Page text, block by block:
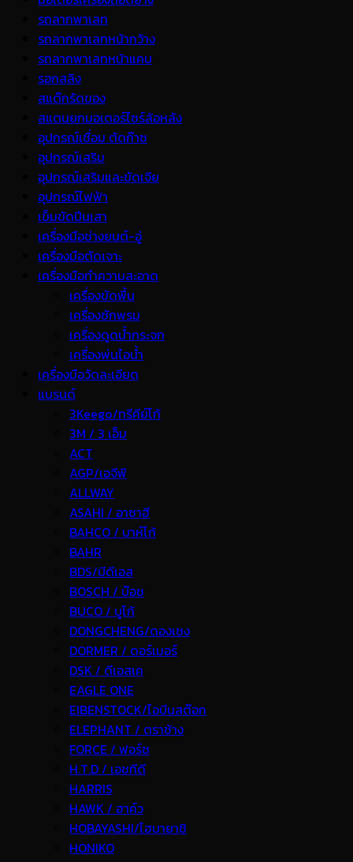
รถลากพาเลท
รถลากพาเลทหน้ากว้าง
รถลากพาเลทหน้าแคบ
รอกสลิง
สแต๊กรัดของ
สแตนยกมอเตอร์ไซร์ล้อหลัง
อุปกรณ์เชื่อม ตัดก๊าซ
อุปกรณ์เสริม
อุปกรณ์เสริมและขัดเจีย
อุปกรณ์ไฟฟ้า
เข็มขัดปีนเสา
เครื่องมือช่างยนต์-อู่
เครื่องมือตัดเจาะ
เครื่องมือทำความสะอาด
เครื่องขัดพื้น
เครื่องซักพรม
เครื่องดูดน้ำกระจก
เครื่องพ่นไอน้ำ
เครื่องมือวัดละเอียด
แบรนด์
3Keego/ทรีคีย์โก้
3M / 3 เอ็ม
ACT
AGP/เอจีพี
ALLWAY
ASAHI / อาซาฮี
BAHCO / บาห์โก้
BAHR
BDS/บีดีเอส
BOSCH / บ๊อช
BUCO / บูโก้
DONGCHENG/ดองเชง
DORMER / ดอร์เมอร์
DSK / ดีเอสเค
EAGLE ONE
EIBENSTOCK/ไอบีนสต๊อก
ELEPHANT / ตราช้าง
FORCE / ฟอร์ช
H.T.D / เอชทีดี
HARRIS
HAWK / ฮาค์ว
HOBAYASHI/โฮบายาชิ
HONIKO